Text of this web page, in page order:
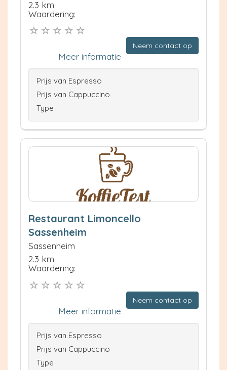
2.3 km
Waardering:
Neem contact op
Meer informatie
Prijs van Espresso
Prijs van Cappuccino
Type
Restaurant Limoncello
Sassenheim
Sassenheim
2.3 km
Waardering:
Neem contact op
Meer informatie
Prijs van Espresso
Prijs van Cappuccino
Type